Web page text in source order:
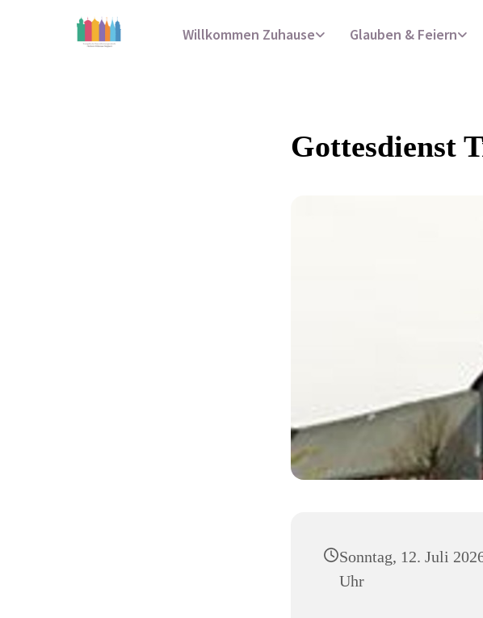
Willkommen Zuhause Glauben & Feiern
Gottesdienst
Sonntag, 12. Juli
Uhr